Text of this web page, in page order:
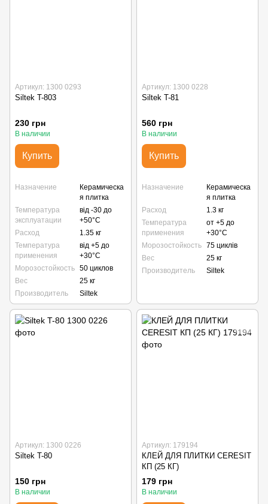
Артикул: 1300 0293
Siltek T-803
230 грн
В наличии
Купить
Назначение
Керамическа
я плитка
Температура
эксплуатации
від -30 до
+50°С
Расход
1.35 кг
Температура
применения
від +5 до
+30°С
Морозостойкость 50 циклов
Вес
25 кг
Производитель
Siltek
Артикул: 1300 0228
Siltek T-81
560 грн
В наличии
Купить
Назначение
Керамическа
я плитка
Расход
1.3 кг
Температура
применения
от +5 до
+30°С
Морозостойкость 75 циклів
Вес
25 кг
Производитель
Siltek
Артикул: 1300 0226
Siltek T-80
150 грн
В наличии
Артикул: 179194
КЛЕЙ ДЛЯ ПЛИТКИ CERESIT
КП (25 КГ)
179 грн
В наличии